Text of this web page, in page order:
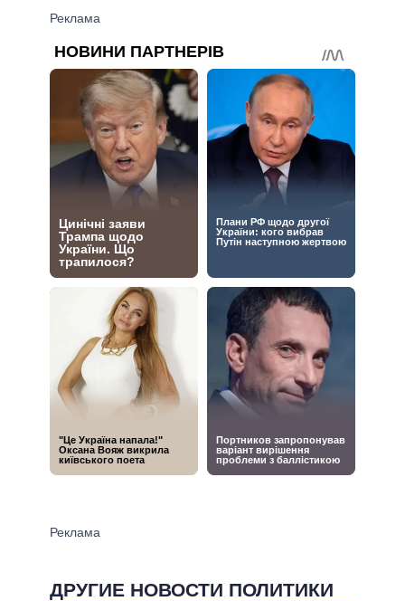
ДРУГИЕ НОВОСТИ ПОЛИТИКИ